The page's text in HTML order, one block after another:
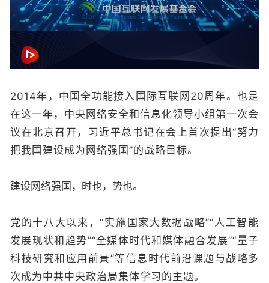
2014年，中国全功能接入国际互联网20周年。也是
在这一年，中央网络安全和信息化领导小组第一次会
议在北京召开，习近平总书记在会上首次提出“努力
把我国建设成为网络强国”的战略目标。
建设网络强国，时也，势也。
党的十八大以来，“实施国家大数据战略”“人工智能
发展现状和趋势”“全媒体时代和媒体融合发展”“量子
科技研究和应用前景”等信息时代前沿课题与战略多
次成为中共中央政治局集体学习的主题。